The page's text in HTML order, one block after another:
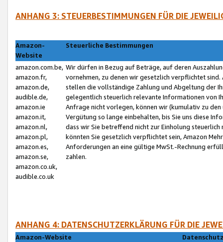
ANHANG 3: STEUERBESTIMMUNGEN FÜR DIE
Amazon-
Website
Steuerliche Bestimmungen
amazon.com.be,
amazon.fr,
amazon.de,
audible.de,
amazon.ie
amazon.it,
amazon.nl,
amazon.pl,
amazon.es,
amazon.se,
amazon.co.uk,
audible.co.uk
Wir dürfen in Bezug auf Beträge, auf deren
vornehmen, zu denen wir gesetzlich verpflichtet
stellen die vollständige Zahlung und Abgeltung der
gelegentlich steuerlich relevante Informationen von
Anfrage nicht vorlegen, können wir (kumulativ zu
Vergütung so lange einbehalten, bis Sie uns diese
dass wir Sie betreffend nicht zur Einholung
könnten Sie gesetzlich verpflichtet sein, Amazon
Anforderungen an eine gültige MwSt.-Rechnung
zahlen.
ANHANG 4: DATENSCHUTZERKLÄRUNG FÜR DIE
Amazon-Website